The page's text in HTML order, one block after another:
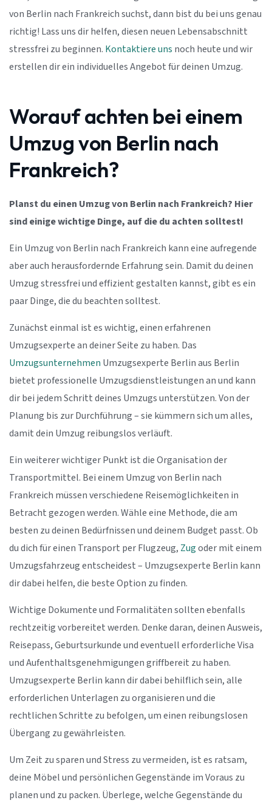
von Berlin nach Frankreich suchst, dann bist du bei uns genau
richtig! Lass uns dir helfen, diesen neuen Lebensabschnitt
stressfrei zu beginnen. Kontaktiere uns noch heute und wir
erstellen dir ein individuelles Angebot für deinen Umzug.
Worauf achten bei einem
Umzug von Berlin nach
Frankreich?
Planst du einen Umzug von Berlin nach Frankreich? Hier
sind einige wichtige Dinge, auf die du achten solltest!
Ein Umzug von Berlin nach Frankreich kann eine aufregende
aber auch herausfordernde Erfahrung sein. Damit du deinen
Umzug stressfrei und effizient gestalten kannst, gibt es ein
paar Dinge, die du beachten solltest.
Zunächst einmal ist es wichtig, einen erfahrenen
Umzugsexperte an deiner Seite zu haben. Das
Umzugsunternehmen Umzugsexperte Berlin aus Berlin
bietet professionelle Umzugsdienstleistungen an und kann
dir bei jedem Schritt deines Umzugs unterstützen. Von der
Planung bis zur Durchführung – sie kümmern sich um alles,
damit dein Umzug reibungslos verläuft.
Ein weiterer wichtiger Punkt ist die Organisation der
Transportmittel. Bei einem Umzug von Berlin nach
Frankreich müssen verschiedene Reisemöglichkeiten in
Betracht gezogen werden. Wähle eine Methode, die am
besten zu deinen Bedürfnissen und deinem Budget passt. Ob
du dich für einen Transport per Flugzeug, Zugoder mit einem
Umzugsfahrzeug entscheidest – Umzugsexperte Berlin kann
dir dabei helfen, die beste Option zu finden.
Wichtige Dokumente und Formalitäten sollten ebenfalls
rechtzeitig vorbereitet werden. Denke daran, deinen Ausweis,
Reisepass, Geburtsurkunde und eventuell erforderliche Visa
und Aufenthaltsgenehmigungen griffbereit zu haben.
Umzugsexperte Berlin kann dir dabei behilflich sein, alle
erforderlichen Unterlagen zu organisieren und die
rechtlichen Schritte zu befolgen, um einen reibungslosen
Übergang zu gewährleisten.
Um Zeit zu sparen und Stress zu vermeiden, ist es ratsam,
deine Möbel und persönlichen Gegenstände im Voraus zu
planen und zu packen. Überlege, welche Gegenstände du